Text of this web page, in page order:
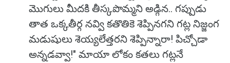
మొగులు మీదకి తీస్కపొమ్మని అడ్గిన.. గప్పుడు
తాత ఒక్కతీర్గ నవ్వి కతొతికె శెప్పినగని గట్ల నిజ్జంగ
మడుషులు శెయ్యలేత్తరని శెప్పిన్నారా! పిచ్చోడా
అన్నడవ్వా!" మాయా లోకం కతలు గట్లనే